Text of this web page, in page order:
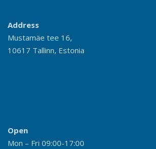
Address
Mustamäe tee 16,
10617 Tallinn, Estonia
Open
Mon – Fri 09:00-17:00